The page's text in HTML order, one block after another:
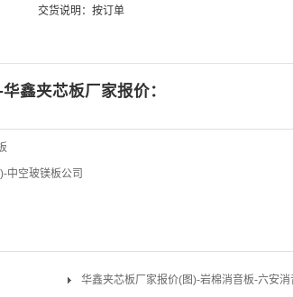
交货说明：按订单
鑫夹芯板厂家报价：
中空玻镁板公司
华鑫夹芯板厂家报价(图)-岩棉消音板-六安消